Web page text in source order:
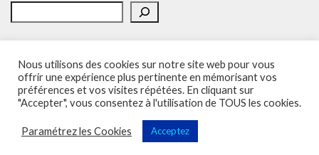
Accueil Politique de confidentialité Adhésion
Contacts
SOS – Demande d’aide
Politique de confidentialité
Sup'Recherche - UNSA 2023 (illustrations de Freepik)
Vega Wordpress Theme byLyraThemes
Nous utilisons des cookies sur notre site web pour vous
offrir une expérience plus pertinente en mémorisant vos
préférences et vos visites répétées. En cliquant sur
"Accepter", vous consentez à l'utilisation de TOUS les cookies.
Paramétrez les Cookies Acceptez